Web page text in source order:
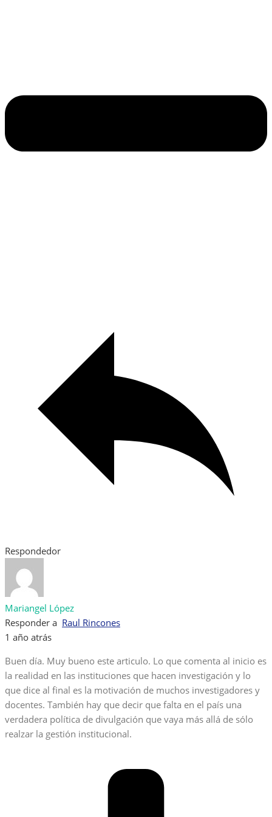
Respondedor
Mariangel López
Responder a Raul Rincones
1 año atrás
Buen día. Muy bueno este articulo. Lo que comenta al inicio es
la realidad en las instituciones que hacen investigación y lo
que dice al final es la motivación de muchos investigadores y
docentes. También hay que decir que falta en el país una
verdadera política de divulgación que vaya más allá de sólo
realzar la gestión institucional.